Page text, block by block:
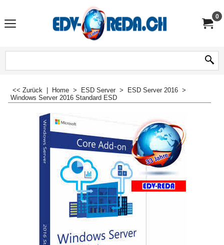
0
<< Zurück Home > ESD Server > ESD Server 2016 >
Windows Server 2016 Standard ESD